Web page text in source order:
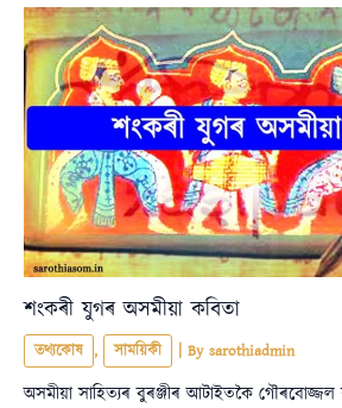
শংকৰী যুগৰ অসমীয়া কবিতা
তথ্যকোষ , সাময়িকী | By sarothiadmin
অসমীয়া সাহিত্যৰ বুৰঞ্জীৰ আটাইতকৈ